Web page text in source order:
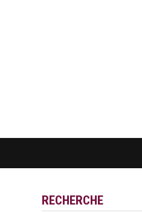
RECHERCHE